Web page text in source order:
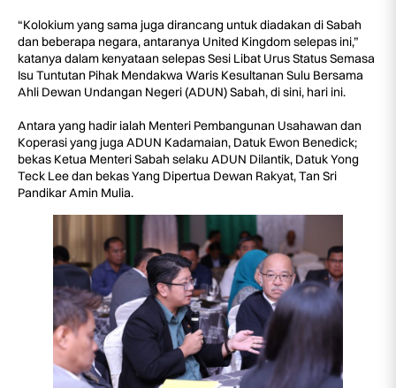
“Kolokium yang sama juga dirancang untuk diadakan di Sabah
dan beberapa negara, antaranya United Kingdom selepas ini,”
katanya dalam kenyataan selepas Sesi Libat Urus Status Semasa
Isu Tuntutan Pihak Mendakwa Waris Kesultanan Sulu Bersama
Ahli Dewan Undangan Negeri (ADUN) Sabah, di sini, hari ini.
Antara yang hadir ialah Menteri Pembangunan Usahawan dan
Koperasi yang juga ADUN Kadamaian, Datuk Ewon Benedick;
bekas Ketua Menteri Sabah selaku ADUN Dilantik, Datuk Yong
Teck Lee dan bekas Yang Dipertua Dewan Rakyat, Tan Sri
Pandikar Amin Mulia.